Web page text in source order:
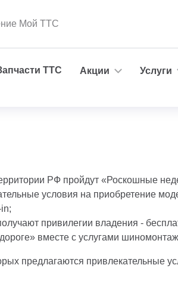
Мой ТТС
ТТС Акции Услуги
РФ пройдут «Роскошные
условия на приобретение
привилегии владения -
вместе с услугами
предлагаются привлекательные